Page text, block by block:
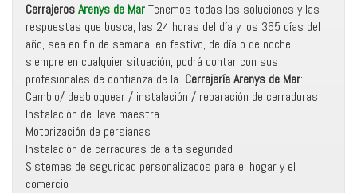
CerrajerosArenys de MarTenemos todas las soluciones y las
respuestas que busca, las 24 horas del día y los 365 días del
año, sea en fin de semana, en festivo, de día o de noche,
siempre en cualquier situación, podrá contar con sus
profesionales de confianza de la Cerrajería Arenys de Mar:
Cambio/ desbloquear / instalación / reparación de cerraduras
Instalación de llave maestra
Motorización de persianas
Instalación de cerraduras de alta seguridad
Sistemas de seguridad personalizados para el hogar y el
comercio